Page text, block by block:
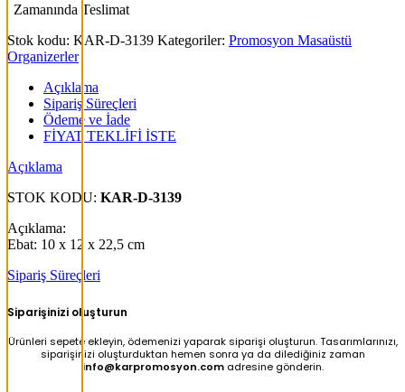
Zamanında Teslimat
Stok kodu: KAR-D-3139 Kategoriler: Promosyon Masaüstü
Organizerler
Açıklama
Sipariş Süreçleri
Ödeme ve İade
FİYAT TEKLİFİ İSTE
Açıklama
STOK KODU: KAR-D-3139
Açıklama:
Ebat: 10 x 12 x 22,5 cm
Sipariş Süreçleri
Siparişinizi oluşturun
Ürünleri sepete ekleyin, ödemenizi yaparak siparişi oluşturun. Tasarımlarınızı,
siparişinizi oluşturduktan hemen sonra ya da dilediğiniz zaman
info@karpromosyon.comadresine gönderin.